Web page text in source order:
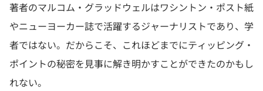
著者のマルコム・グラッドウェルはワシントン・ポスト紙
やニューヨーカー誌で活躍するジャーナリストであり、学
者ではない。だからこそ、これほどまでにティッピング・
ポイントの秘密を見事に解き明かすことができたのかもし
れない。